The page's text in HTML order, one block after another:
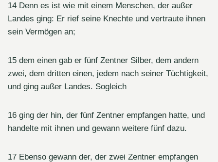
14 Denn es ist wie mit einem Menschen, der außer
Landes ging: Er rief seine Knechte und vertraute ihnen
sein Vermögen an;
15 dem einen gab er fünf Zentner Silber, dem andern
zwei, dem dritten einen, jedem nach seiner Tüchtigkeit,
und ging außer Landes. Sogleich
16 ging der hin, der fünf Zentner empfangen hatte, und
handelte mit ihnen und gewann weitere fünf dazu.
17 Ebenso gewann der, der zwei Zentner empfangen